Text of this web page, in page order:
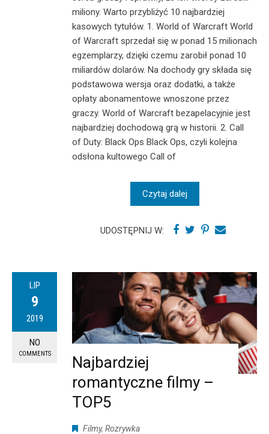
miliony. Warto przybliżyć 10 najbardziej
kasowych tytułów. 1. World of Warcraft World
of Warcraft sprzedał się w ponad 15 milionach
egzemplarzy, dzięki czemu zarobił ponad 10
miliardów dolarów. Na dochody gry składa się
podstawowa wersja oraz dodatki, a także
opłaty abonamentowe wnoszone przez
graczy. World of Warcraft bezapelacyjnie jest
najbardziej dochodową grą w historii. 2. Call
of Duty: Black Ops Black Ops, czyli kolejna
odsłona kultowego Call of
Czytaj dalej
UDOSTĘPNIJ W:
LIP
9
2019
NO
COMMENTS
Najbardziej
romantyczne filmy –
TOP5
Filmy, Rozrywka